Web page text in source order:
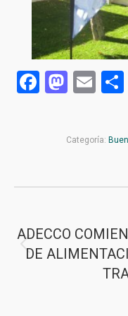
Facebook
Categoría:
entre
ADECCO
DE